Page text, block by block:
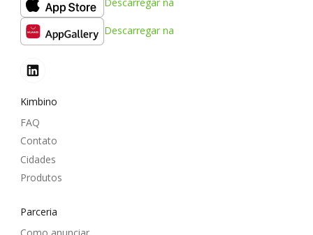
Descarregar na
Kimbino
FAQ
Contato
Cidades
Produtos
Parceria